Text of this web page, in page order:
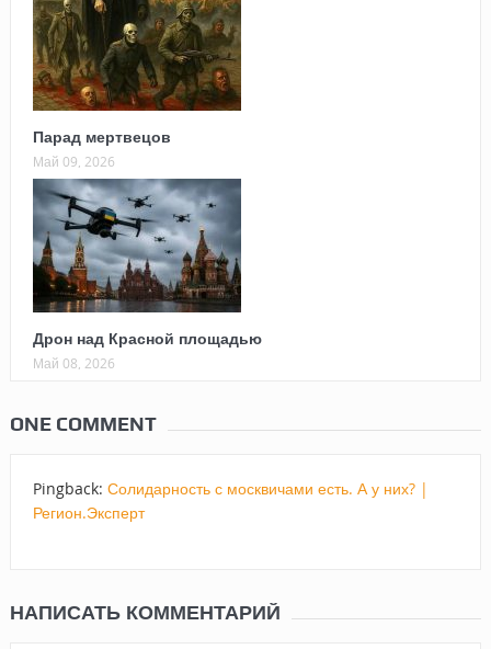
Парад мертвецов
Май 09, 2026
Дрон над Красной площадью
Май 08, 2026
ONE COMMENT
Pingback: Солидарность с москвичами есть. А у них? |
Регион.Эксперт
НАПИСАТЬ КОММЕНТАРИЙ